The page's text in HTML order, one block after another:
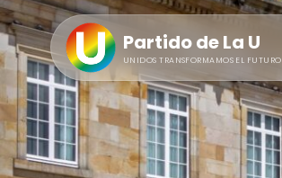
Partido de La U
UNIDOS TRANSFORMAMOS EL FUTURO